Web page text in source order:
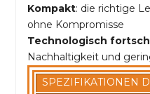
Kompakt: die richtige
ohne Kompromisse
Technologisch
Nachhaltigkeit und
SPEZIFIKATIONEN